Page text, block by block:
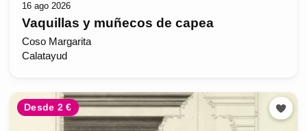
16 ago 2026
Vaquillas y muñecos de capea
Coso Margarita
Calatayud
Desde 2 €